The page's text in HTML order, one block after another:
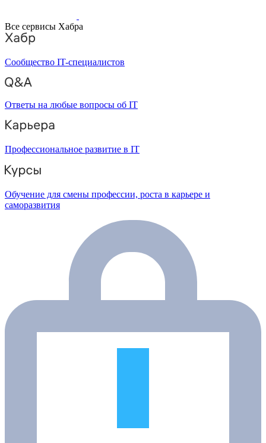
Все сервисы Хабра
Сообщество IT-специалистов
Ответы на любые вопросы об IT
Профессиональное развитие в IT
Обучение для смены профессии, роста в карьере и
саморазвития